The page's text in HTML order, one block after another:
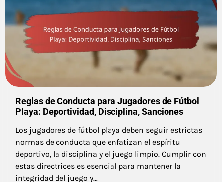
Reglas de Conducta para Jugadores de Fútbol
Playa: Deportividad, Disciplina, Sanciones
Los jugadores de fútbol playa deben seguir estrictas
normas de conducta que enfatizan el espíritu
deportivo, la disciplina y el juego limpio. Cumplir con
estas directrices es esencial para mantener la
integridad del juego y…